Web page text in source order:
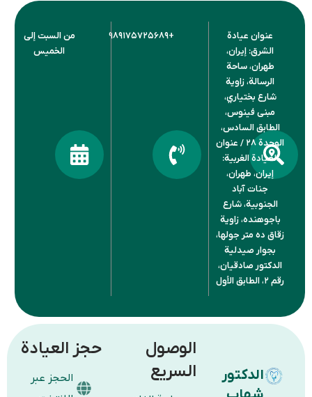
عنوان عيادة
الشرق: إيران،
طهران، ساحة
الرسالة، زاوية
شارع بختياري،
مبنى فينوس،
الطابق السادس،
الوحدة ۲۸ / عنوان
العيادة الغربية:
إيران، طهران،
جنات آباد
الجنوبية، شارع
باجوهنده، زاوية
زقاق ده متر جولها،
بجوار صيدلية
الدكتور صادقيان،
رقم ۲، الطابق الأول
+۹۸۹۱۷۵۷۲۵۶۸۹
من السبت إلى
الخميس
الدكتور
الوصول
السريع
حجز العيادة
الحجز عبر